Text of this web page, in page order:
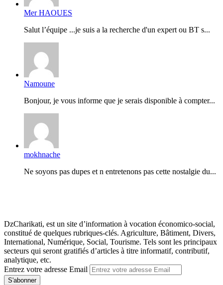
Mer HAOUES
Salut l’équipe ...je suis a la recherche d'un expert ou BT s...
Namoune
Bonjour, je vous informe que je serais disponible à compter...
mokhnache
Ne soyons pas dupes et n entretenons pas cette nostalgie du...
DzCharikati, est un site d’information à vocation économico-social,
constitué de quelques rubriques-clés. Agriculture, Bâtiment, Divers,
International, Numérique, Social, Tourisme. Tels sont les principaux
secteurs qui seront gratifiés d’articles à titre informatif, contributif,
analytique, etc.
Entrez votre adresse Email